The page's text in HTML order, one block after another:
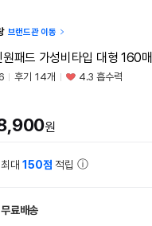
브랜드관 이동
원패드 가성비타입 대형 160매
후기 14개 4.3 흡수력
원
최대150점 적립
무료배송